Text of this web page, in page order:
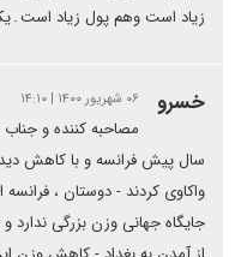
زیاد است وهم پول زیاد
خسرو ۰۶ شهریور ۱۴۰۰ | ۱۴:۱۰
مصاحبه کننده و
سال پیش فرانسه و با کاهش دید
واکاوی کردند - دوستان ،
جایگاه جهانی وزن بزرگی